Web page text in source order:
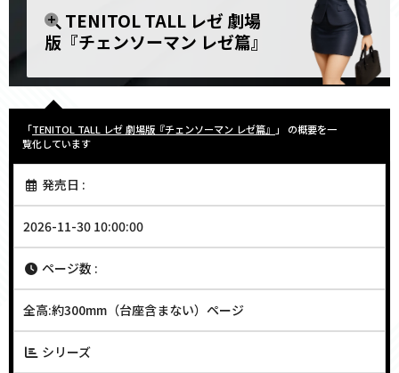
TENITOL TALL レゼ 劇場
版『チェンソーマン レゼ篇』
「TENITOL TALL レゼ 劇場版『チェンソーマン レゼ篇』 」 の概要を一
覧化しています
発売日 :
2026-11-30 10:00:00
ページ数 :
全高:約300mm（台座含まない）ページ
シリーズ